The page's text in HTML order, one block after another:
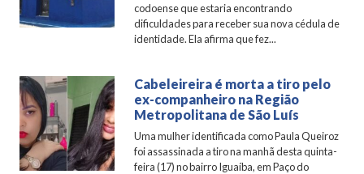
codoense que estaria encontrando
dificuldades para receber sua nova cédula de
identidade. Ela afirma que fez...
Cabeleireira é morta a tiro pelo
ex-companheiro na Região
Metropolitana de São Luís
Uma mulher identificada como Paula Queiroz
foi assassinada a tiro na manhã desta quinta-
feira (17) no bairro Iguaíba, em Paço do